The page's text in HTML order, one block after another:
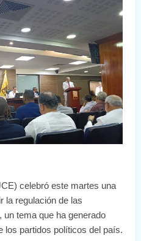
celebró este martes una
la regulación de las
un tema que ha generado
los partidos políticos del país.